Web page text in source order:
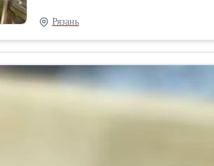
Рязань